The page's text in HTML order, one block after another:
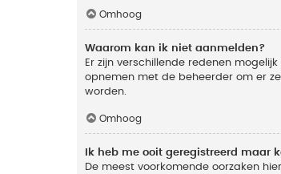
Omhoog
Waarom kan ik niet aanmelden?
Er zijn verschillende redenen
opnemen met de beheerder om er
worden.
Omhoog
Ik heb me ooit geregistreerd maar
De meest voorkomende oorzaken